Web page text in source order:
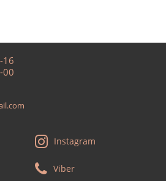
16
00
Instagram
Viber